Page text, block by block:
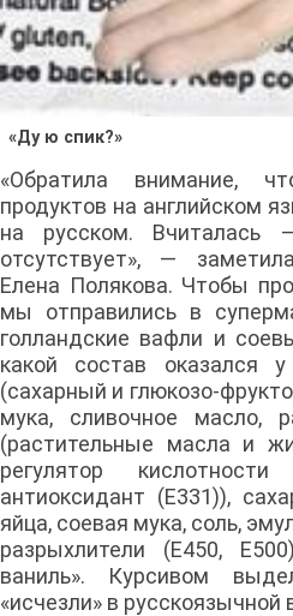
«Ду ю спик?»
«Обратила внимание,
продуктов на английском
на русском. Вчиталась
отсутствует», —
Елена Полякова. Чтобы
мы отправились в
голландские вафли и
какой состав оказался
(сахарный и глюкозо-
мука, сливочное масло,
(растительные масла и
регулятор
антиоксидант (Е331)),
яйца, соевая мука, соль,
разрыхлители (Е450,
ваниль». Курсивом
«исчезли» в русскоязычной